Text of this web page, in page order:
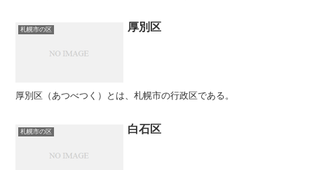
札幌市の区 厚別区
厚別区（あつべつく）とは、札幌市の行政区である。
札幌市の区 白石区